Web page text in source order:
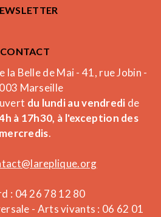
CONTACT
la Belle de Mai - 41, rue Jobin -
Marseille
du lundi au vendredi de
à 17h30, à l'exception des
mercredis.
: 04 26 78 12 80
- Arts vivants : 06 62 01